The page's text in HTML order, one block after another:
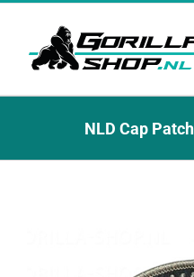
Ga
NLD Cap